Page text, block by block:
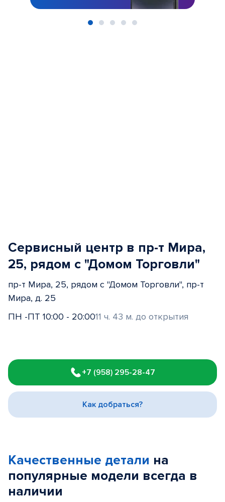
Сервисный центр в пр-т Мира,
25, рядом с "Домом Торговли"
пр-т Мира, 25, рядом с "Домом Торговли", пр-т
Мира, д. 25
ПН -ПТ 10:00 - 20:0011 ч. 43 м. до открытия
1
of
3
+7 (958) 295-28-47
Как добраться?
Качественные детали на
популярные модели всегда в
наличии